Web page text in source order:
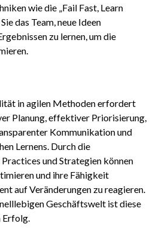
wie die „Fail Fast, Learn
das Team, neue Ideen
zu lernen, um die
in agilen Methoden erfordert
Planung, effektiver Priorisierung,
Kommunikation und
Lernens. Durch die
und Strategien können
und ihre Fähigkeit
auf Veränderungen zu reagieren.
Geschäftswelt ist diese